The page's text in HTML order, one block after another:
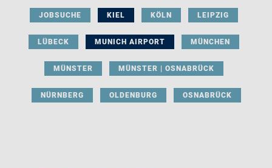
JOBSUCHE KIEL KÖLN LEIPZIG
LÜBECK MUNICH AIRPORT MÜNCHEN
MÜNSTER MÜNSTER | OSNABRÜCK
NÜRNBERG OLDENBURG OSNABRÜCK